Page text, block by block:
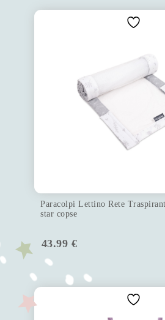
Paracolpi Lettino Rete
star copse
43.99 €